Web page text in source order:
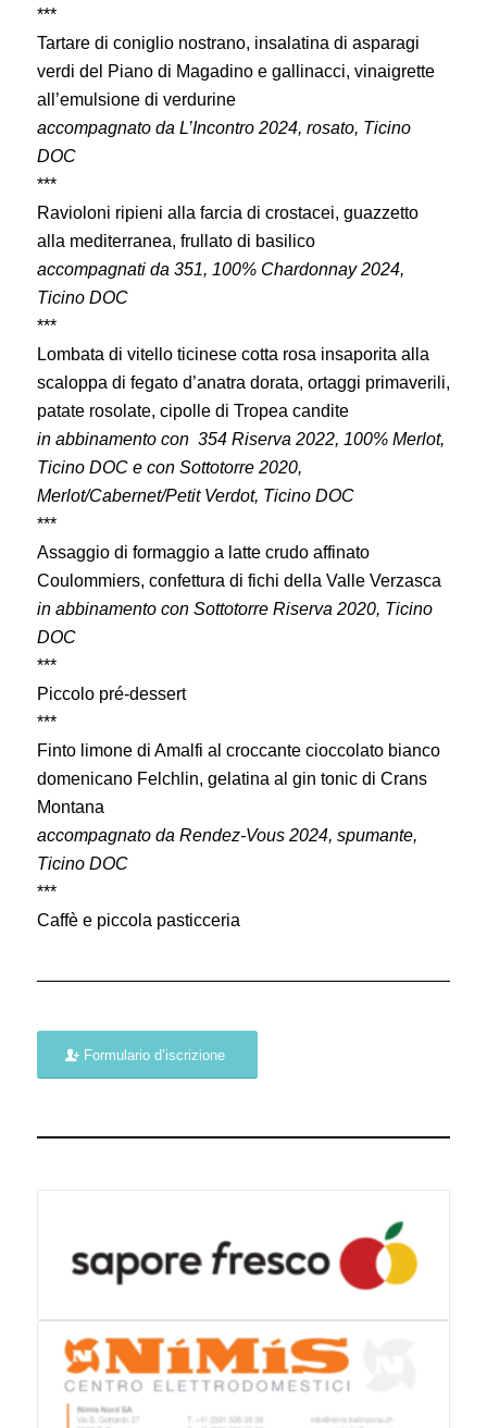
***
Tartare di coniglio nostrano, insalatina di asparagi
verdi del Piano di Magadino e gallinacci, vinaigrette
all’emulsione di verdurine
accompagnato da L’Incontro 2024, rosato, Ticino
DOC
***
Ravioloni ripieni alla farcia di crostacei, guazzetto
alla mediterranea, frullato di basilico
accompagnati da 351, 100% Chardonnay 2024,
Ticino DOC
***
Lombata di vitello ticinese cotta rosa insaporita alla
scaloppa di fegato d’anatra dorata, ortaggi primaverili,
patate rosolate, cipolle di Tropea candite
in abbinamento con 354 Riserva 2022, 100% Merlot,
Ticino DOC e con Sottotorre 2020,
Merlot/Cabernet/Petit Verdot, Ticino DOC
***
Assaggio di formaggio a latte crudo affinato
Coulommiers, confettura di fichi della Valle Verzasca
in abbinamento con Sottotorre Riserva 2020, Ticino
DOC
***
Piccolo pré-dessert
***
Finto limone di Amalfi al croccante cioccolato bianco
domenicano Felchlin, gelatina al gin tonic di Crans
Montana
accompagnato da Rendez-Vous 2024, spumante,
Ticino DOC
***
Caffè e piccola pasticceria
Formulario d’iscrizione